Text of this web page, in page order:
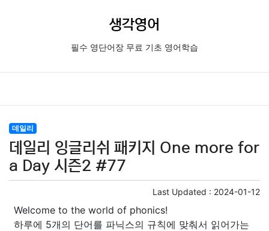
생각영어
필수 영단어장 무료 기초 영어학습
데일리
데일리 잉글리쉬 패키지 One more for
a Day 시즌2 #77
Last Updated : 2024-01-12
Welcome to the world of phonics!
하루에 5개의 단어를 파닉스의 규칙에 맞춰서 읽어가는